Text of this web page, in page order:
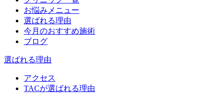
お悩みメニュー
選ばれる理由
今月のおすすめ施術
ブログ
選ばれる理由
アクセス
TACが選ばれる理由